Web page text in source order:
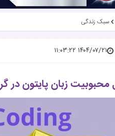
سبک زندگی
۱۴۰۴/۰۷/۲۱ ۱۱:۰۳:۲۲